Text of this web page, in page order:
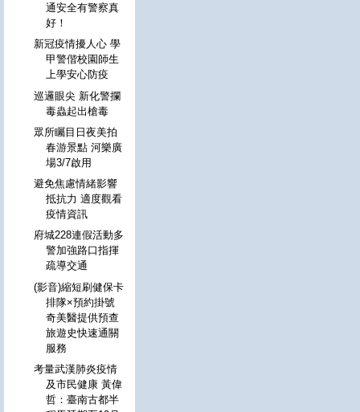
通安全有警察真
好！
新冠疫情擾人心 學
甲警偕校園師生
上學安心防疫
巡邏眼尖 新化警攔
毒蟲起出槍毒
眾所矚目日夜美拍
春游景點 河樂廣
場3/7啟用
避免焦慮情緒影響
抵抗力 適度觀看
疫情資訊
府城228連假活動多
警加強路口指揮
疏導交通
(影音)縮短刷健保卡
排隊×預約掛號
奇美醫提供預查
旅遊史快速通關
服務
考量武漢肺炎疫情
及市民健康 黃偉
哲：臺南古都半